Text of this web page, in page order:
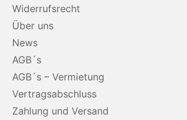
Widerrufsrecht
Über uns
News
AGB´s
AGB´s – Vermietung
Vertragsabschluss
Zahlung und Versand